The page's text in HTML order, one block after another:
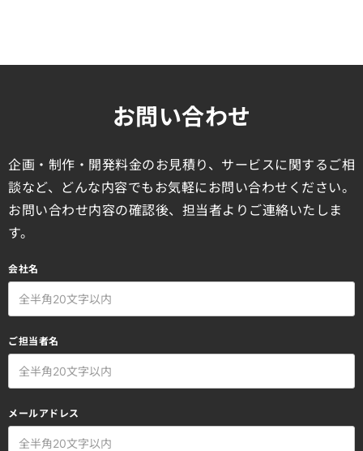
お問い合わせ
企画・制作・開発料金のお見積り、サービスに関するご相
談など、どんな内容でもお気軽にお問い合わせください。
お問い合わせ内容の確認後、担当者よりご連絡いたしま
す。
会社名
ご担当者名
メールアドレス